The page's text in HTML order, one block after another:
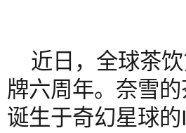
近日，全球茶
牌六周年。奈雪
诞生于奇幻星球